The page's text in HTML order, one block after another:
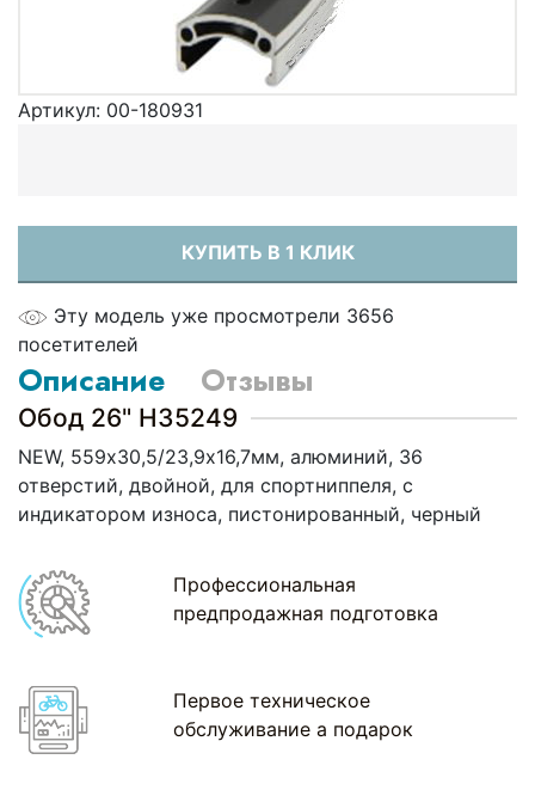
Артикул: 00-180931
КУПИТЬ В 1 КЛИК
Эту модель уже просмотрели 3656
посетителей
Описание Отзывы
Обод 26" H35249
NEW, 559х30,5/23,9х16,7мм, алюминий, 36
отверстий, двойной, для спортниппеля, с
индикатором износа, пистонированный, черный
Профессиональная
предпродажная подготовка
Первое техническое
обслуживание а подарок